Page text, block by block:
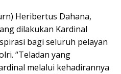
Heribertus Dahana,
dilakukan Kardinal
bagi seluruh pelayan
“Teladan yang
melalui kehadirannya